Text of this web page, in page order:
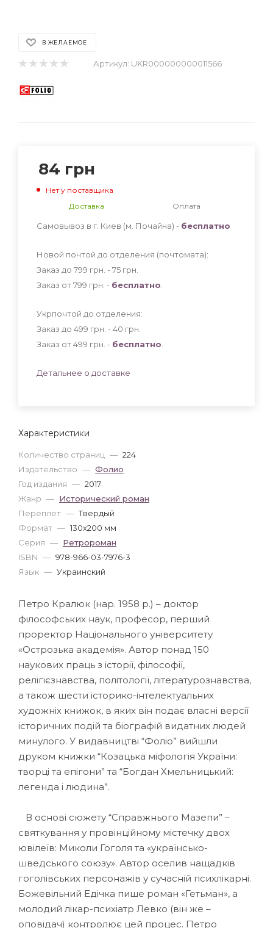
В ЖЕЛАЕМОЕ
Артикул: UKR000000000011566
Характеристики
Количество страниц — 224
Издательство — Фолио
Год издания — 2017
Жанр — Исторический роман
Переплет — Твердый
Формат — 130x200 мм
Серия — Ретророман
ISBN — 978-966-03-7976-3
Язык — Украинский
84 грн
Нет у поставщика
Доставка
Оплата
Самовывоз в г. Киев (м. Почайна) - бесплатно
Новой почтой до отделения (почтомата):
Заказ до 799 грн. - 75 грн
Заказ от 799 грн. - бесплатно
Укрпочтой до отделения:
Заказ до 499 грн. - 40 грн
Заказ от 499 грн. - бесплатно
Детальнее о доставке
Петро Кралюк (нар. 1958 р.) – доктор
філософських наук, професор, перший
проректор Національного університету
«Острозька академія». Автор понад 150
наукових праць з історії, філософії,
релігієзнавства, політології, літературознавства,
а також шести історико-інтелектуальних
художніх книжок, в яких він подає власні версії
історичних подій та біографій видатних людей
минулого. У видавництві “Фоліо” вийшли
друком книжки “Козацька міфологія України:
творці та епігони” та “Богдан Хмельницький:
легенда і людина”.
В основі сюжету “Справжнього Мазепи” –
святкування у провінційному містечку двох
ювілеїв: Миколи Гоголя та «українсько-
шведського союзу». Автор оселив нащадків
гоголівських персонажів у сучасній психлікарні.
Божевільний Едічка пише роман «Гетьман», а
молодий лікар-психіатр Левко (він же –
оповідач) контролює цей процес. Петро